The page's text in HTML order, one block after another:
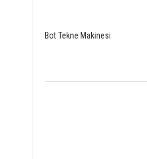
Bot Tekne Makinesi